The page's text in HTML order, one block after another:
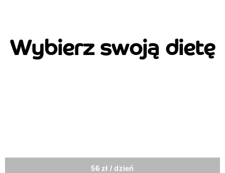
Wybierz swoją dietę
56 zł / dzień